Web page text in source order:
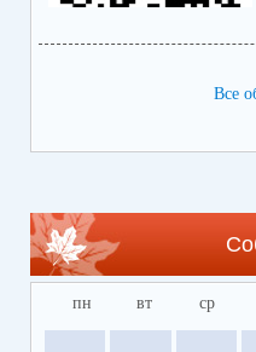
содействия
https://centrleto.ru
Все
пн вт ср